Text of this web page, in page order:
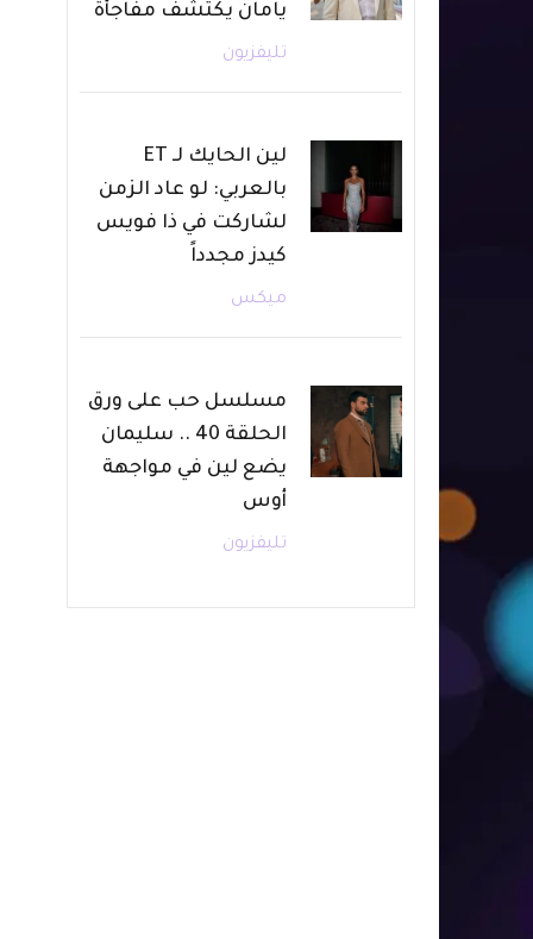
يامان يكتشف مفاجأة
تليفزيون
لين الحايك لـ ET
بالعربي: لو عاد الزمن
لشاركت في ذا فويس
كيدز مجدداً
ميكس
مسلسل حب على ورق
الحلقة 40 .. سليمان
يضع لين في مواجهة
أوس
تليفزيون